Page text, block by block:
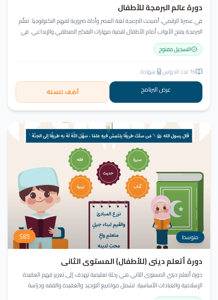
دورة عالم البرمجة للأطفال
في عصرنا الرقمي، أصبحت البرمجة لغة العصر وأداة ضرورية لفهم التكنولوجيا. تعلّم
البرمجة يفتح الأبواب أمام الأطفال لتنمية مهارات التفكير المنطقي والإبداعي. في
أكاديمية جيل العربية، لا يكتفي الطفل بالمشاهدة، بل يبرمج ويصمّم ويبدع مشروعه
منذ اليوم الأول!
التسجيل مفتوح
16عدد الدروس شهادة
عرض البرنامج أضف للسلة
متوسط $85
دورة أتعلم ديني (للأطفال) المستوى الثاني
دورة أتعلم ديني المستوى الثاني هي رحلة تعليمية تهدف إلى تعزيز فهم العقيدة
الإسلامية والعبادات الأساسية. تشمل مواضيع التوحيد والعقيدة والفقه ودراسة
السيرة النبوية. هدفنا زرع القيم والمبادئ وتربية أبنائنا تربية إيمانية وأخلاقية وعلمية